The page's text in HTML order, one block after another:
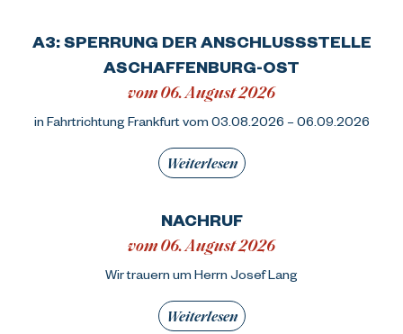
A3: SPERRUNG DER ANSCHLUSSSTELLE
ASCHAFFENBURG-OST
vom 06. August 2026
in Fahrtrichtung Frankfurt vom 03.08.2026 – 06.09.2026
Weiterlesen
NACHRUF
vom 06. August 2026
Wir trauern um Herrn Josef Lang
Weiterlesen